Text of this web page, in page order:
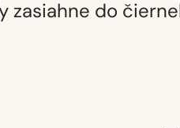
zasiahne do